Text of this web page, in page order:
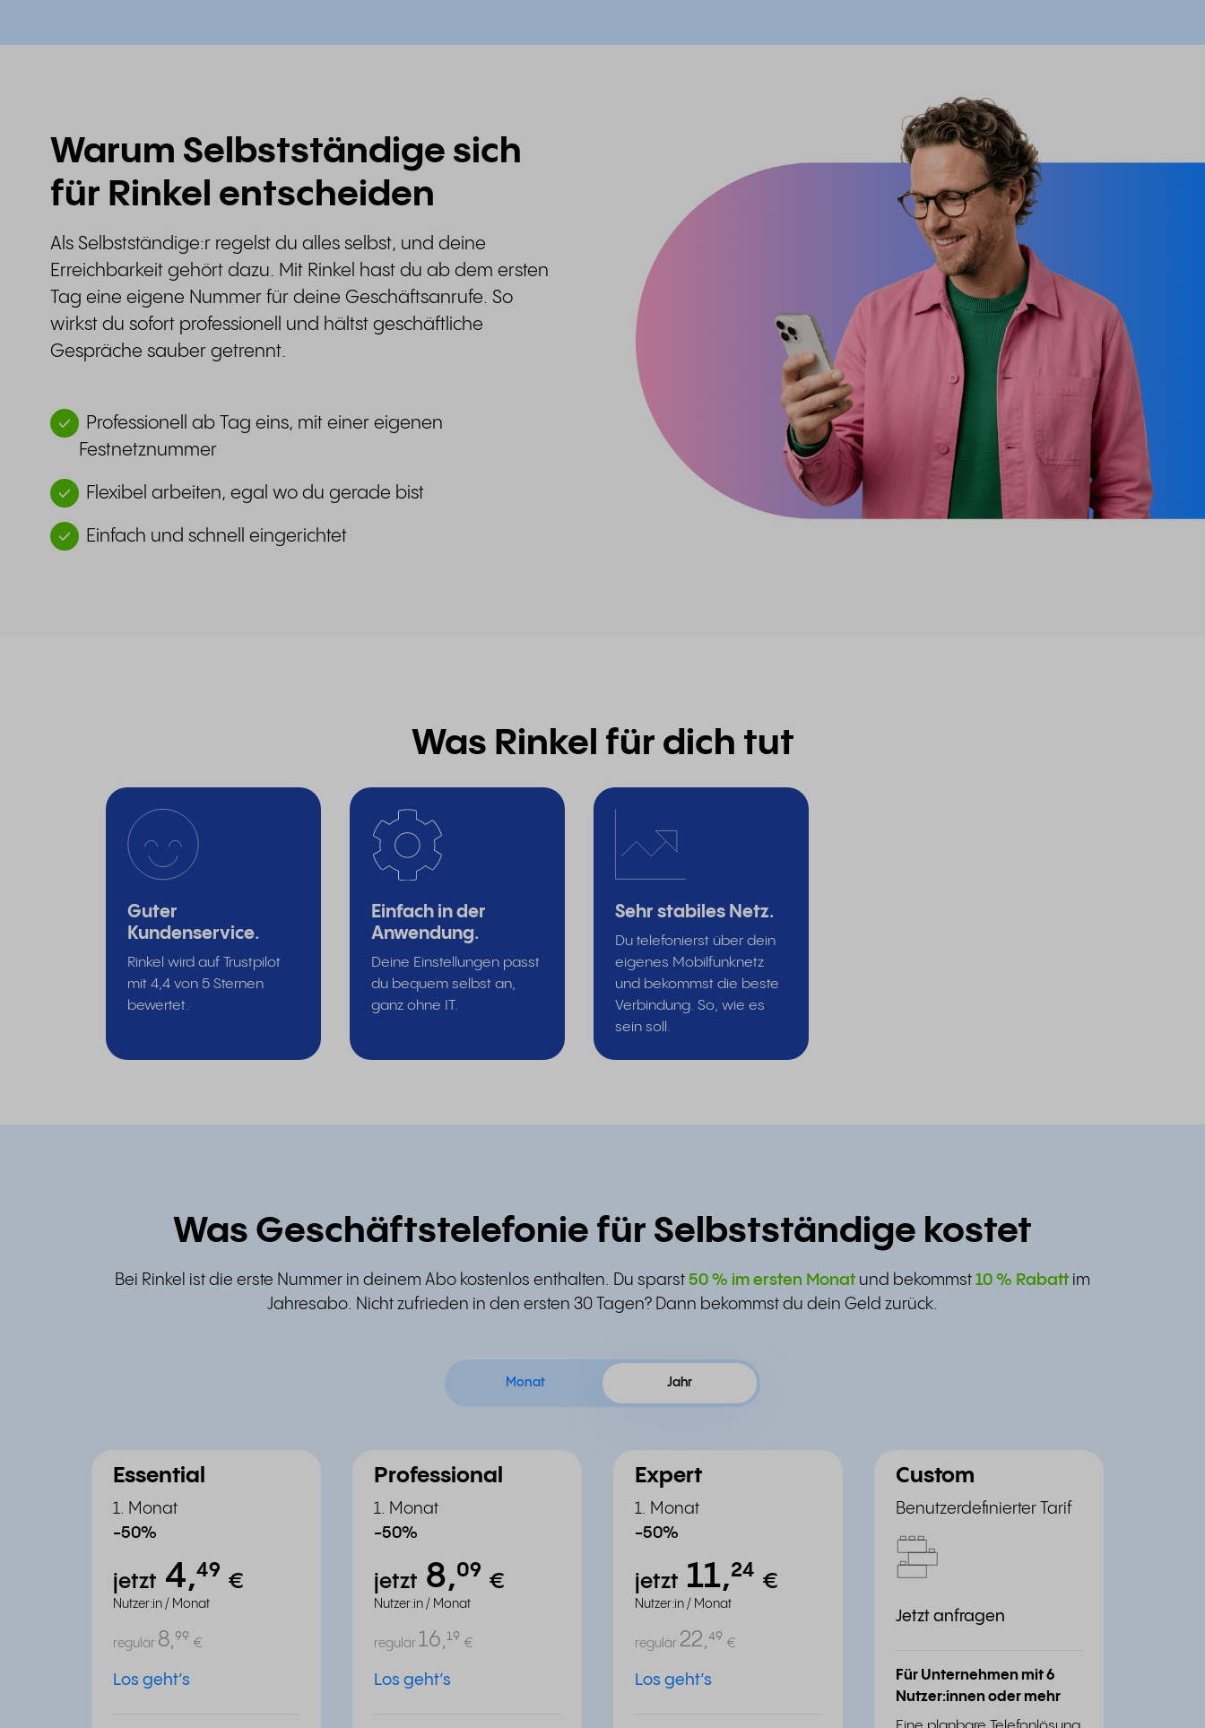
Warum Selbstständige sich
für Rinkel entscheiden
Als Selbstständige:r regelst du alles selbst, und deine
Erreichbarkeit gehört dazu. Mit Rinkel hast du ab dem ersten
Tag eine eigene Nummer für deine Geschäftsanrufe. So
wirkst du sofort professionell und hältst geschäftliche
Gespräche sauber getrennt.
Professionell ab Tag eins, mit einer eigenen
Festnetznummer
Flexibel arbeiten, egal wo du gerade bist
Einfach und schnell eingerichtet
Was Rinkel für dich tut
Guter
Kundenservice.
Rinkel wird auf Trustpilot
mit 4,4 von 5 Sternen
bewertet.
Einfach in der
Anwendung.
Deine Einstellungen passt
du bequem selbst an,
ganz ohne IT.
Sehr stabiles Netz.
Du telefonierst über dein
eigenes Mobilfunknetz
und bekommst die beste
Verbindung. So, wie es
sein soll.
Was Geschäftstelefonie für Selbstständige kostet
Bei Rinkel ist die erste Nummer in deinem Abo kostenlos enthalten. Du sparst 50 % im ersten Monat und bekommst 10 % Rabatt im
Jahresabo. Nicht zufrieden in den ersten 30 Tagen? Dann bekommst du dein Geld zurück.
Monat Jahr
Essential
1. Monat
-50%
jetzt €
4,⁴⁹
Nutzer:in / Monat
regulär €
8,⁹⁹
Los geht’s
Professional
1. Monat
-50%
jetzt €
8,⁰⁹
Nutzer:in / Monat
regulär €
16,¹⁹
Los geht’s
Expert
1. Monat
-50%
jetzt €
11,²⁴
Nutzer:in / Monat
regulär €
22,⁴⁹
Los geht’s
Custom
Benutzerdefinierter Tarif
Jetzt anfragen
Für Unternehmen mit 6
Nutzer:innen oder mehr